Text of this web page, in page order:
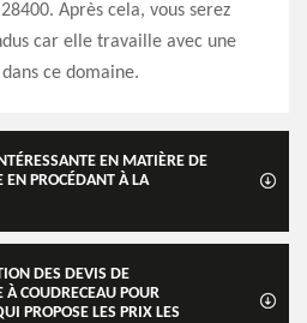
Après cela, vous serez
car elle travaille avec une
ce domaine.
EN MATIÈRE DE
EN PROCÉDANT À LA
DES DEVIS DE
À COUDRECEAU POUR
PROPOSE LES PRIX LES